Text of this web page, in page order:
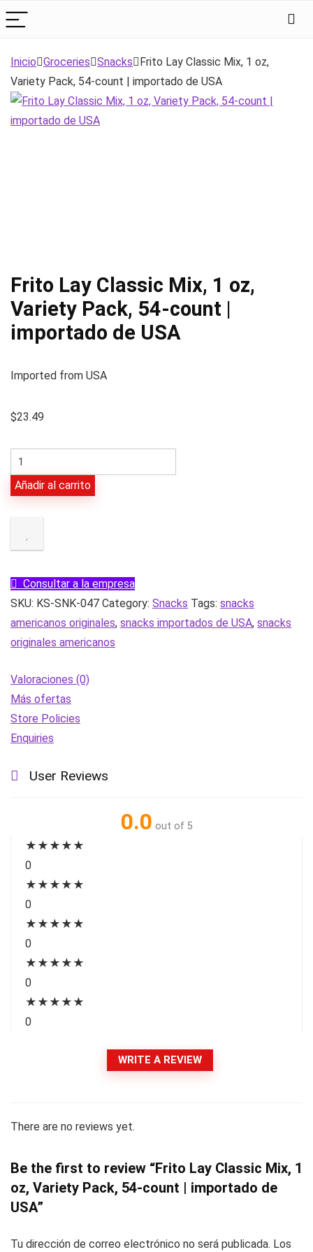
Inicio Groceries Snacks
Frito Lay Classic Mix, 1 oz,
Variety Pack, 54-count | importado de USA
Frito Lay Classic Mix, 1 oz,
Variety Pack, 54-count |
importado de USA
Imported from USA
$23.49
Frito
Lay
Classic
Mix,
oz,
Variety
Pack,
importado
de
USA
cantidad
Añadir al carrito
Consultar a la empresa
SKU: KS-SNK-047 Category: Snacks Tags: snacks
americanos originales, snacks importados de USA, snacks
originales americanos
Valoraciones (0)
Más ofertas
Store Policies
Enquiries
User Reviews
0.0 out of 5
★ ★ ★ ★ ★
0
★ ★ ★ ★ ★
0
★ ★ ★ ★ ★
0
★ ★ ★ ★ ★
0
★ ★ ★ ★ ★
0
WRITE A REVIEW
There are no reviews yet.
Be the first to review “Frito Lay Classic Mix, 1
oz, Variety Pack, 54-count | importado de
USA”
Tu dirección de correo electrónico no será publicada. Los